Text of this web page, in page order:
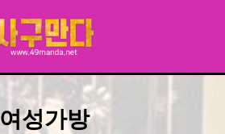
여성가방